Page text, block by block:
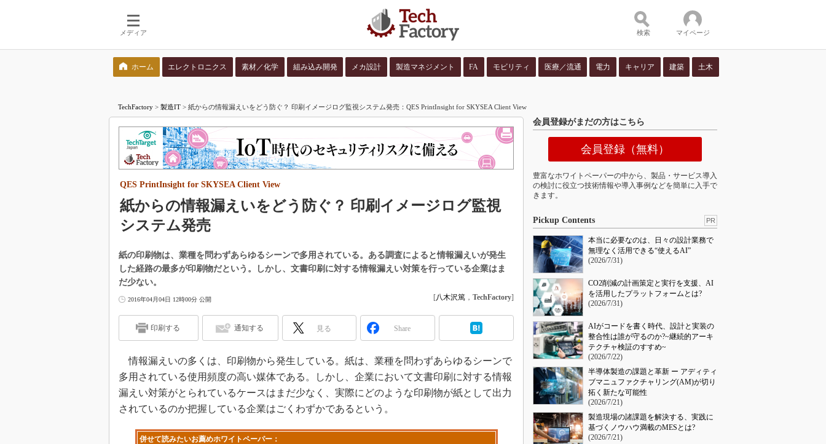
メディア 検索 マイページ
ホーム エレクトロニクス 素材／化学 組み込み開発 メカ設計 製造マネジメント FA モビリティ 医療／流通 電力 キャリア 建築 土木
TechFactory > 製造IT > 紙からの情報漏えいをどう防ぐ？ 印刷イメージログ監視システム発売：QES PrintInsight for SKYSEA Client View
紙からの情報漏えいをどう防ぐ？ 印刷イメージログ監視
システム発売
QES PrintInsight for SKYSEA Client View
紙の印刷物は、業種を問わずあらゆるシーンで多用されている。ある調査によると情報漏えいが発生
した経路の最多が印刷物だという。しかし、文書印刷に対する情報漏えい対策を行っている企業はま
だ少ない。
2016年04月04日 12時00分 公開 [八木沢篤 ， TechFactory]
印刷する 通知する 見る Share
情報漏えいの多くは、印刷物から発生している。紙は、業種を問わずあらゆるシーンで
多用されている使用頻度の高い媒体である。しかし、企業において文書印刷に対する情報
漏えい対策がとられているケースはまだ少なく、実際にどのような印刷物が紙として出力
されているのか把握している企業はごくわずかであるという。
併せて読みたいお薦めホワイトペーパー：
会員登録がまだの方はこちら
会員登録（無料）
豊富なホワイトペーパーの中から、製品・サービス導入
の検討に役立つ技術情報や導入事例などを簡単に入手で
きます。
Pickup Contents PR
本当に必要なのは、日々の設計業務で
無理なく活用できる“使えるAI”
(2026/7/31)
CO2削減の計画策定と実行を支援、AI
を活用したプラットフォームとは?
(2026/7/31)
AIがコードを書く時代、設計と実装の
整合性は誰が守るのか?~継続的アーキ
テクチャ検証のすすめ~
(2026/7/22)
半導体製造の課題と革新 ー アディティ
ブマニュファクチャリング(AM)が切り
拓く新たな可能性
(2026/7/21)
製造現場の諸課題を解決する、実践に
基づくノウハウ満載のMESとは?
(2026/7/21)